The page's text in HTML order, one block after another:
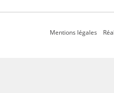
Mentions légales